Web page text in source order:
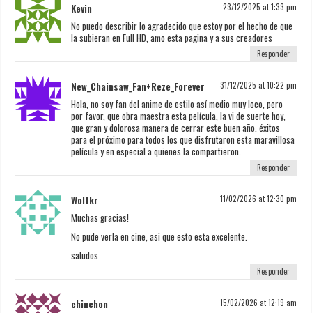
Kevin 23/12/2025 at 1:33 pm
No puedo describir lo agradecido que estoy por el hecho de que
la subieran en Full HD, amo esta pagina y a sus creadores
Responder
New_Chainsaw_Fan+Reze_Forever 31/12/2025 at 10:22 pm
Hola, no soy fan del anime de estilo así medio muy loco, pero
por favor, que obra maestra esta película, la vi de suerte hoy,
que gran y dolorosa manera de cerrar este buen año. éxitos
para el próximo para todos los que disfrutaron esta maravillosa
película y en especial a quienes la compartieron.
Responder
Wolfkr 11/02/2026 at 12:30 pm
Muchas gracias!
No pude verla en cine, asi que esto esta excelente.
saludos
Responder
chinchon 15/02/2026 at 12:19 am